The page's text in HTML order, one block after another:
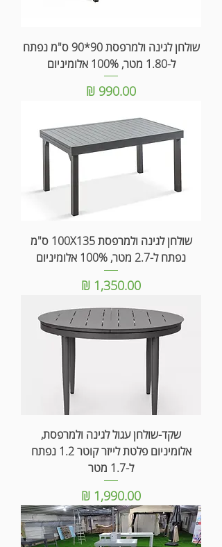
שולחן לגינה ולמרפסת 90*90 ס"מ נפתח
ל-1.80 מטר, 100% אלומיניום
מחיר
שולחן לגינה ולמרפסת 100X135 ס"מ
נפתח ל-2.7 מטר, 100% אלומיניום
מחיר
שקד-שולחן עגול לגינה ולמרפסת,
אלומיניום פלטת לייזר קוטר 1.2 נפתח
ל-1.7 מטר
מחיר